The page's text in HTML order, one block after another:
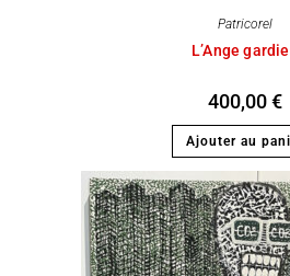
Patricorel
L’Ange
400,00€
Ajouter au